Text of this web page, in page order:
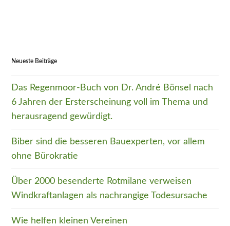
Neueste Beiträge
Das Regenmoor-Buch von Dr. André Bönsel nach
6 Jahren der Ersterscheinung voll im Thema und
herausragend gewürdigt.
Biber sind die besseren Bauexperten, vor allem
ohne Bürokratie
Über 2000 besenderte Rotmilane verweisen
Windkraftanlagen als nachrangige Todesursache
Wie helfen kleinen Vereinen